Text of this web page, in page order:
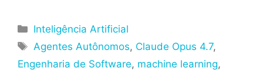
Categorias
Inteligência Artificial
Tags
Agentes Autônomos, Claude Opus 4.7,
Engenharia de Software, machine learning,